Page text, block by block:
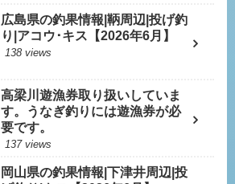
広島県の釣果情報|鞆周辺|投げ釣
り|アコウ･キス【2026年6月】
138 views
高梁川遊漁券取り扱いしていま
す。うなぎ釣りには遊漁券が必
要です。
137 views
岡山県の釣果情報|下津井周辺|投